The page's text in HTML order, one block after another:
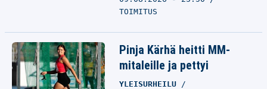
TOIMITUS
Pinja Kärhä heitti MM-
mitaleille ja pettyi
YLEISURHEILU